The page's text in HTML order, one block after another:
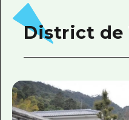
District de